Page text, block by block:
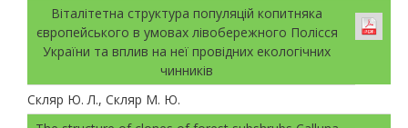
Віталітетна структура популяцій копитняка
європейського в умовах лівобережного Полісся
України та вплив на неї провідних екологічних
чинників
Скляр Ю. Л., Скляр М. Ю.